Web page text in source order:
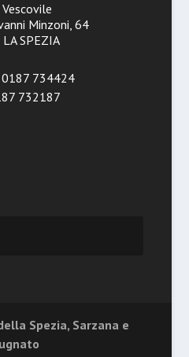
Vescovile
Minzoni, 64
SPEZIA
734424
732187
Spezia, Sarzana e